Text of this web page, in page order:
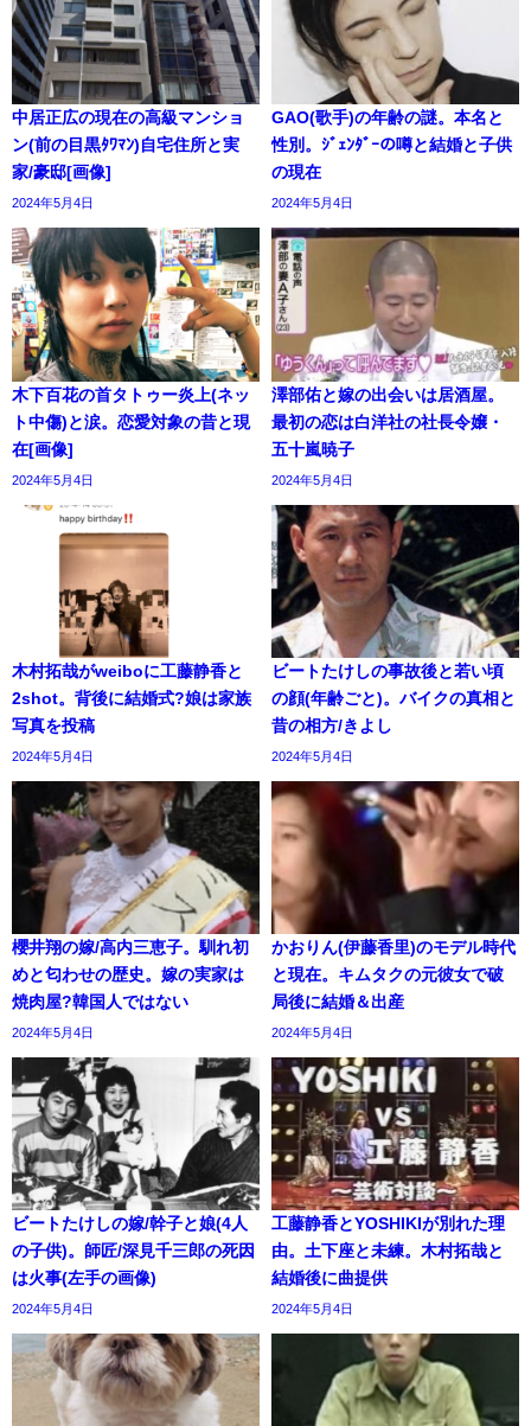
中居正広の現在の高級マンショ
ン(前の目黒ﾀﾜﾏﾝ)自宅住所と実
家/豪邸[画像]
2024年5月4日
GAO(歌手)の年齢の謎。本名と
性別。ｼﾞｪﾝﾀﾞｰの噂と結婚と子供
の現在
2024年5月4日
木下百花の首タトゥー炎上(ネッ
ト中傷)と涙。恋愛対象の昔と現
在[画像]
2024年5月4日
澤部佑と嫁の出会いは居酒屋。
最初の恋は白洋社の社長令嬢・
五十嵐暁子
2024年5月4日
木村拓哉がweiboに工藤静香と
2shot。背後に結婚式?娘は家族
写真を投稿
2024年5月4日
ビートたけしの事故後と若い頃
の顔(年齢ごと)。バイクの真相と
昔の相方/きよし
2024年5月4日
櫻井翔の嫁/高内三恵子。馴れ初
めと匂わせの歴史。嫁の実家は
焼肉屋?韓国人ではない
2024年5月4日
かおりん(伊藤香里)のモデル時代
と現在。キムタクの元彼女で破
局後に結婚＆出産
2024年5月4日
ビートたけしの嫁/幹子と娘(4人
の子供)。師匠/深見千三郎の死因
は火事(左手の画像)
2024年5月4日
工藤静香とYOSHIKIが別れた理
由。土下座と未練。木村拓哉と
結婚後に曲提供
2024年5月4日